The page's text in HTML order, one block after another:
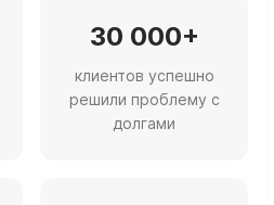
30 000+
клиентов успешно
решили проблему с
долгами